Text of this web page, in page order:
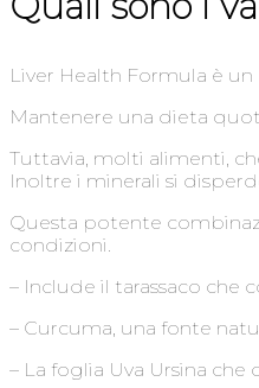
Liver Health Formula è
Mantenere una dieta
Tuttavia, molti alimenti,
Inoltre i minerali si
Questa potente
condizioni.
– Include il tarassaco che
– Curcuma, una fonte
– La foglia Uva Ursina